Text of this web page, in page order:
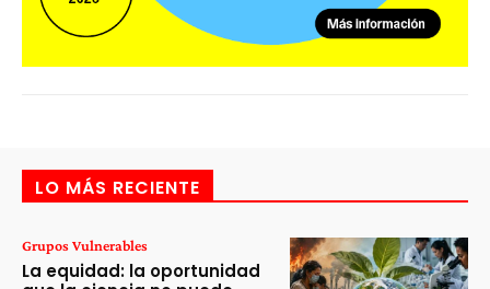
LO MÁS RECIENTE
Grupos Vulnerables
La equidad: la oportunidad